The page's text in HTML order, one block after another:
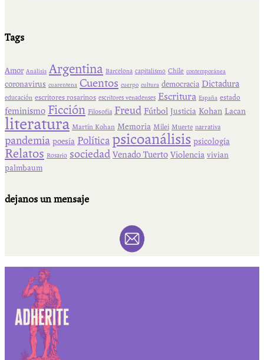
Tags
Amor Análisis Argentina Barcelona capitalismo Chile contemporánea
coronavirus cuarentena Cuentos cuerpo cultura democracia Dictadura
educación escritores rosarinos escritores venadenses Escritura España estado
feminismo Ficción Filosofía Freud Fútbol Justicia Kohan Lacan
literatura Martín Kohan Memoria Milei Muerte narrativa
pandemia poesía Política psicoanálisis psicología
Relatos Rosario sociedad Venado Tuerto Violencia vivian
palmbaum
dejanos un mensaje